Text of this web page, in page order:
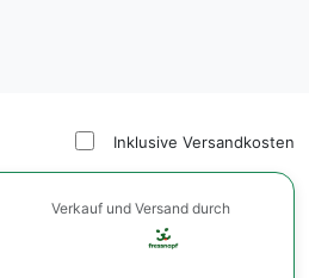
Inklusive Versandkosten
Verkauf und Versand durch